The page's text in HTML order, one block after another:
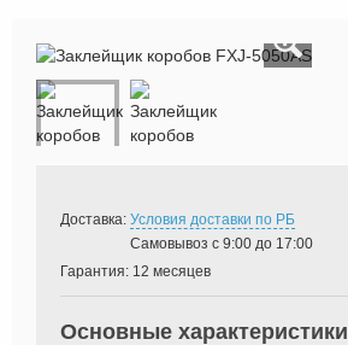
Доставка: Условия доставки по РБ
Самовывоз с 9:00 до 17:00
Гарантия: 12 месяцев
Основные характеристики